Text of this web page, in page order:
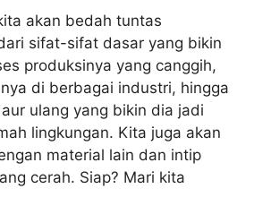
akan bedah tuntas
sifat-sifat dasar yang bikin
produksinya yang canggih,
di berbagai industri, hingga
ulang yang bikin dia jadi
lingkungan. Kita juga akan
material lain dan intip
cerah. Siap? Mari kita